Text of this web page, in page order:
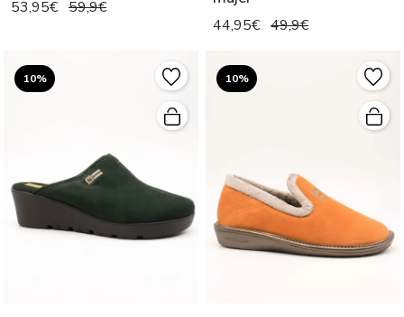
53,95€ 59,9€
44,95€ 49,9€
10% 10%